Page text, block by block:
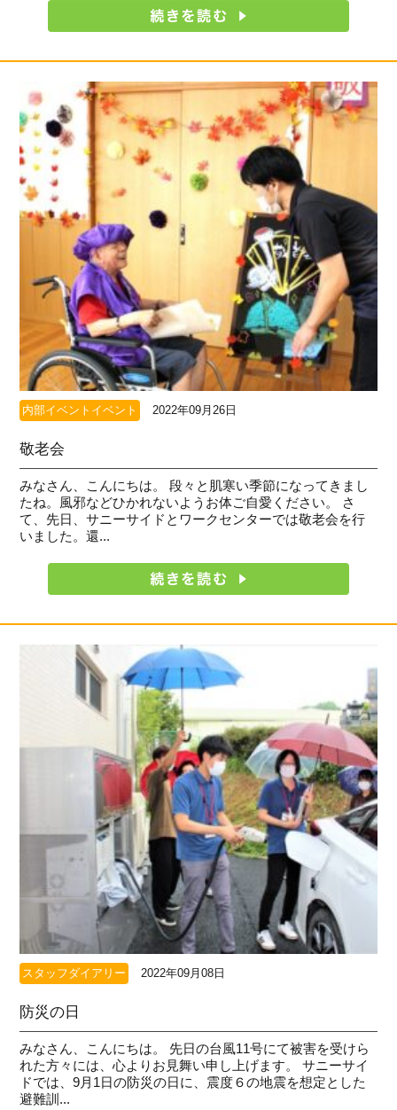
内部イベントイベント 2022年09月26日
敬老会
みなさん、こんにちは。 段々と肌寒い季節になってきまし
たね。風邪などひかれないようお体ご自愛ください。 さ
て、先日、サニーサイドとワークセンターでは敬老会を行
いました。還...
スタッフダイアリー 2022年09月08日
防災の日
みなさん、こんにちは。 先日の台風11号にて被害を受けら
れた方々には、心よりお見舞い申し上げます。 サニーサイ
ドでは、9月1日の防災の日に、震度６の地震を想定とした
避難訓...